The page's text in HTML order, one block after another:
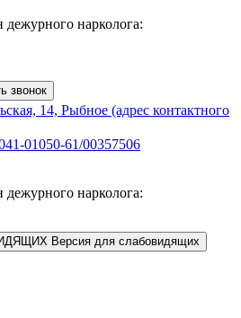
нарколога:
звонок
14, Рыбное (адрес контактного
01050-61/00357506
нарколога:
Версия для слабовидящих